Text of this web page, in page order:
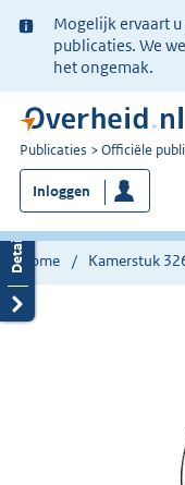
Ter
informatie:
Mogelijk ervaart
publicaties. We
het ongemak.
U
bent
nu
hier:
Publicaties Officiële
Inloggen
Home Kamerstuk